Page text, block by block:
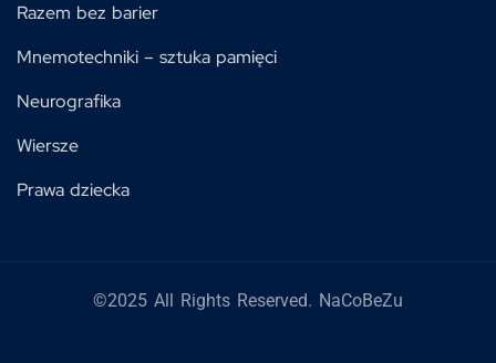
Razem bez barier
Mnemotechniki – sztuka pamięci
Neurografika
Wiersze
Prawa dziecka
©2025 All Rights Reserved. NaCoBeZu